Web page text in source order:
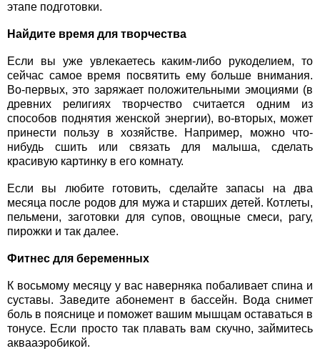
этапе подготовки.
Найдите время для творчества
Если вы уже увлекаетесь каким-либо рукоделием, то
сейчас самое время посвятить ему больше внимания.
Во-первых, это заряжает положительными эмоциями (в
древних религиях творчество считается одним из
способов поднятия женской энергии), во-вторых, может
принести пользу в хозяйстве. Например, можно что-
нибудь сшить или связать для малыша, сделать
красивую картинку в его комнату.
Если вы любите готовить, сделайте запасы на два
месяца после родов для мужа и старших детей. Котлеты,
пельмени, заготовки для супов, овощные смеси, рагу,
пирожки и так далее.
Фитнес для беременных
К восьмому месяцу у вас наверняка побаливает спина и
суставы. Заведите абонемент в бассейн. Вода снимет
боль в пояснице и поможет вашим мышцам оставаться в
тонусе. Если просто так плавать вам скучно, займитесь
аквааэробикой.